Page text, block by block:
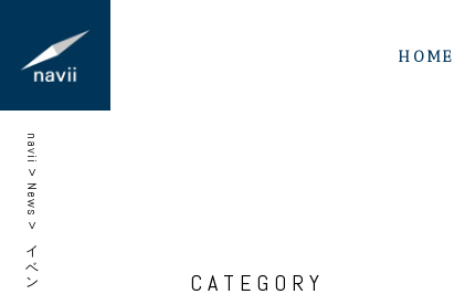
HOME
navii
>
News
>
イベント情報 CATEGORY